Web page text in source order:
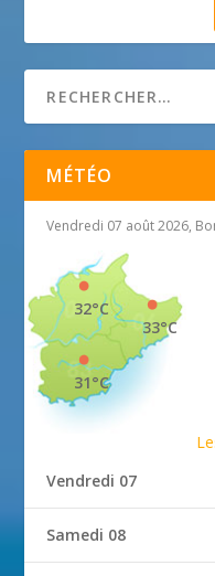
MÉTÉO
Vendredi 07 août 2026,
33°C
32°C
31°C
Vendredi 07
Samedi 08